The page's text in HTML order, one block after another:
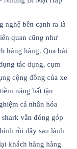
nghệ bên cạnh ra là
quan cũng như
hàng hàng. Qua bài
tác dụng, cụm
cộng đồng của xe
năng bất tận
cá nhân hóa
vẫn đóng góp
rồi đây sau lành
khách hàng hàng